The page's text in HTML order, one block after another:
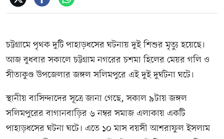
চট্টগ্রামে পৃথক দুটি পাহাড়ধসের ঘটনায় দুই শিশুর মৃত্যু হয়েছে।
আজ বুধবার সকালে চট্টগ্রাম নগরের চশমা হিলের মেয়র গলি ও
সীতাকুণ্ড উপজেলার জঙ্গল সলিমপুরে এই দুই দুর্ঘটনা ঘটে।
স্থানীয় বাসিন্দাদের সূত্রে জানা গেছে, সকাল ৯টায় জঙ্গল
সলিমপুরের বাগানবাড়ির ৬ নম্বর সমাজ এলাকায় একটি
পাহাড়ধসের ঘটনা ঘটে। এতে ১০ মাস বয়সী আশরাফুল ইসলাম